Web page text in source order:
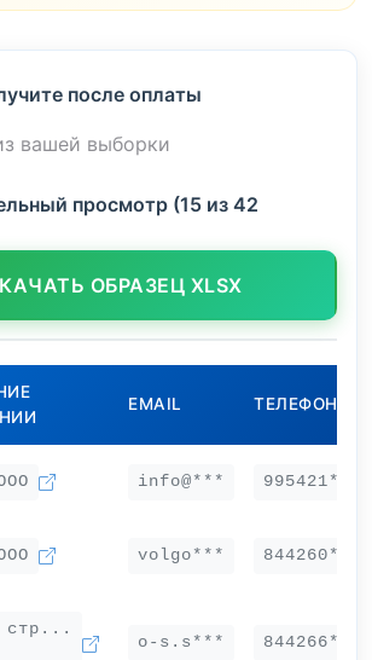
после оплаты
вашей выборки
просмотр (15 из 42
ОБРАЗЕЦ XLSX
EMAIL ТЕЛЕФОН
info@*** 995421***
volgo*** 844260***
стр...
o-s.s*** 844266***